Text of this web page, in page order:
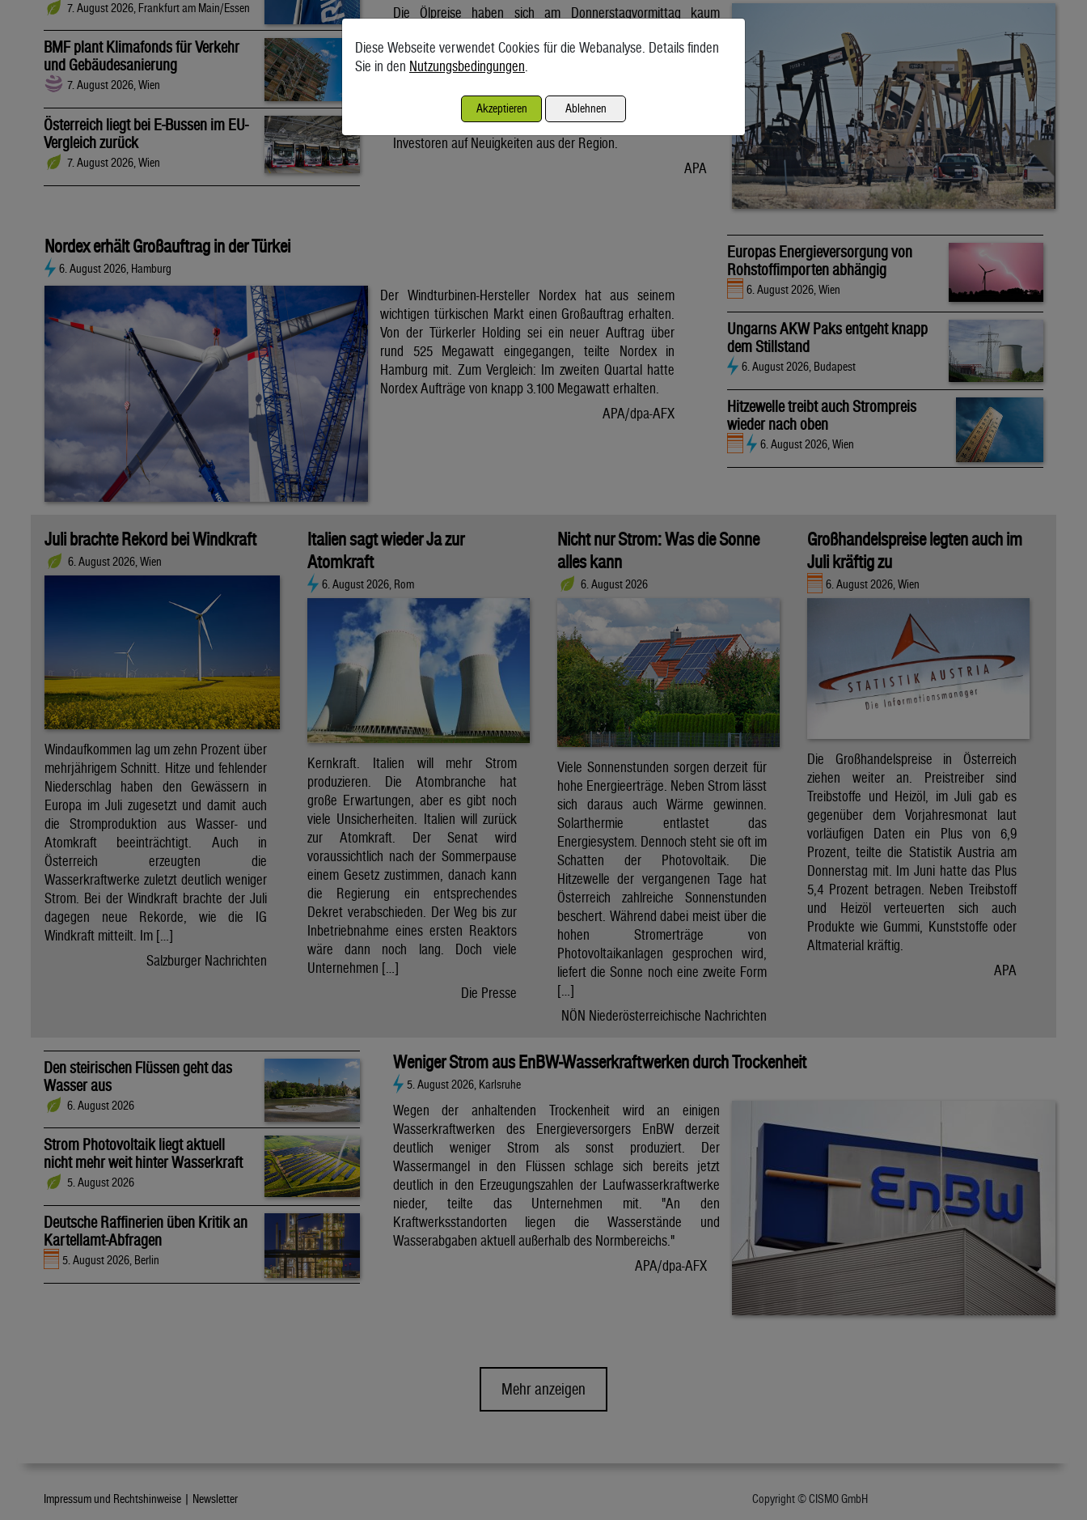
7. August 2026, Frankfurt am Main/Essen
BMF plant Klimafonds für Verkehr
und Gebäudesanierung
7. August 2026, Wien
Österreich liegt bei E-Bussen im EU-
Vergleich zurück
7. August 2026, Wien
Die Ölpreise haben sich am Donnerstagvormittag kaum
Brent aus der Nordsee mit Lieferung Oktober kostete am
Vormittag 79,75 US-Dollar und damit 0,4 Prozent mehr als am
80 Dollar. Unter diese ist er am Dienstag wegen der Hoffnung
auf eine Lösung im Iran-Krieg gesunken. Seitdem warten
Investoren auf Neuigkeiten aus der Region.
APA
Nordex erhält Großauftrag in der Türkei
6. August 2026, Hamburg
Der Windturbinen-Hersteller Nordex hat aus seinem
wichtigen türkischen Markt einen Großauftrag erhalten.
Von der Türkerler Holding sei ein neuer Auftrag über
rund 525 Megawatt eingegangen, teilte Nordex in
Hamburg mit. Zum Vergleich: Im zweiten Quartal hatte
Nordex Aufträge von knapp 3.100 Megawatt erhalten.
APA/dpa-AFX
Europas Energieversorgung von
Rohstoffimporten abhängig
6. August 2026, Wien
Ungarns AKW Paks entgeht knapp
dem Stillstand
6. August 2026, Budapest
Hitzewelle treibt auch Strompreis
wieder nach oben
6. August 2026, Wien
Juli brachte Rekord bei Windkraft
6. August 2026, Wien
Windaufkommen lag um zehn Prozent über
mehrjährigem Schnitt. Hitze und fehlender
Niederschlag haben den Gewässern in
Europa im Juli zugesetzt und damit auch
die Stromproduktion aus Wasser- und
Atomkraft beeinträchtigt. Auch in
Österreich erzeugten die
Wasserkraftwerke zuletzt deutlich weniger
Strom. Bei der Windkraft brachte der Juli
dagegen neue Rekorde, wie die IG
Windkraft mitteilt. Im […]
Salzburger Nachrichten
Italien sagt wieder Ja zur
Atomkraft
6. August 2026, Rom
Kernkraft. Italien will mehr Strom
produzieren. Die Atombranche hat
große Erwartungen, aber es gibt noch
viele Unsicherheiten. Italien will zurück
zur Atomkraft. Der Senat wird
voraussichtlich nach der Sommerpause
einem Gesetz zustimmen, danach kann
die Regierung ein entsprechendes
Dekret verabschieden. Der Weg bis zur
Inbetriebnahme eines ersten Reaktors
wäre dann noch lang. Doch viele
Unternehmen […]
Die Presse
Nicht nur Strom: Was die Sonne
alles kann
6. August 2026
Viele Sonnenstunden sorgen derzeit für
hohe Energieerträge. Neben Strom lässt
sich daraus auch Wärme gewinnen.
Solarthermie entlastet das
Energiesystem. Dennoch steht sie oft im
Schatten der Photovoltaik. Die
Hitzewelle der vergangenen Tage hat
Österreich zahlreiche Sonnenstunden
beschert. Während dabei meist über die
hohen Stromerträge von
Photovoltaikanlagen gesprochen wird,
liefert die Sonne noch eine zweite Form
[…]
NÖN Niederösterreichische Nachrichten
Großhandelspreise legten auch im
Juli kräftig zu
6. August 2026, Wien
Die Großhandelspreise in Österreich
ziehen weiter an. Preistreiber sind
Treibstoffe und Heizöl, im Juli gab es
gegenüber dem Vorjahresmonat laut
vorläufigen Daten ein Plus von 6,9
Prozent, teilte die Statistik Austria am
Donnerstag mit. Im Juni hatte das Plus
5,4 Prozent betragen. Neben Treibstoff
und Heizöl verteuerten sich auch
Produkte wie Gummi, Kunststoffe oder
Altmaterial kräftig.
APA
Den steirischen Flüssen geht das
Wasser aus
6. August 2026
Strom Photovoltaik liegt aktuell
nicht mehr weit hinter Wasserkraft
5. August 2026
Deutsche Raffinerien üben Kritik an
Kartellamt-Abfragen
5. August 2026, Berlin
Weniger Strom aus EnBW-Wasserkraftwerken durch Trockenheit
5. August 2026, Karlsruhe
Wegen der anhaltenden Trockenheit wird an einigen
Wasserkraftwerken des Energieversorgers EnBW derzeit
deutlich weniger Strom als sonst produziert. Der
Wassermangel in den Flüssen schlage sich bereits jetzt
deutlich in den Erzeugungszahlen der Laufwasserkraftwerke
nieder, teilte das Unternehmen mit. "An den
Kraftwerksstandorten liegen die Wasserstände und
Wasserabgaben aktuell außerhalb des Normbereichs."
APA/dpa-AFX
Mehr anzeigen
Impressum und Rechtshinweise | Newsletter Copyright © CISMO GmbH
Diese Webseite verwendet Cookies für die Webanalyse. Details finden
Sie in den Nutzungsbedingungen.
Akzeptieren Ablehnen